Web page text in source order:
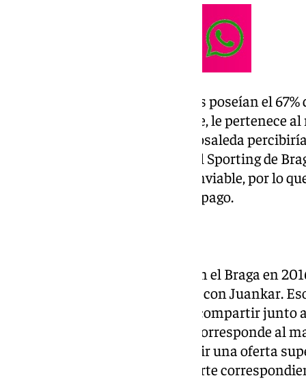
Cabe destacar que los andaluces poseían el
aunque el 50% de ese porcentaje, le pertenece
esta forma, el conjunto de La Rosaleda
de euros con la última oferta del Sporting de
momento, esta opción parece inviable, por lo
arriesgará a no percibir ningún pago.
llegó a un acuerdo con el Braga en
Ricardo Horta y su intercambio con Juankar.
por futura venta del extremo a compartir junto
del portugués (el 50% del 67, le corresponde al
de La Rosaleda, en caso de recibir una oferta
rechazarla, debían abonar la parte